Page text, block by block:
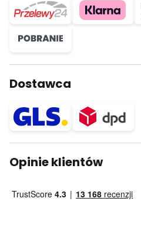
Dostawca
Opinie klientów